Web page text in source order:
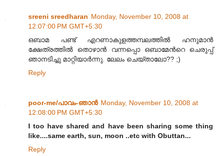
sreeni sreedharan Monday, November 10, 2008 at
12:07:00 PM GMT+5:30
ഒബാമ പണ്ട് എറണാകുളത്തമ്പലത്തില്‍ ഹനുമാന്‍
ക്ഷേത്രത്തില്‍ തൊഴാന്‍ വന്നപ്പൊ ഒബാമേന്‍റെ ചെരുപ്പ്
ഞാനടിച്ചു മാറ്റിയാര്‍ന്നു. ലേലം ചെയ്താലോ?? ;)
Reply
poor-me/പാവം-ഞാന്‍ Monday, November 10, 2008 at
12:08:00 PM GMT+5:30
I too have shared and have been sharing some thing
like....same earth, sun, moon ..etc with Obuttan...
Reply